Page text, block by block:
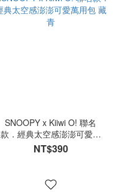
SNOOPY x Kiiwi O! 聯名
款．經典太空感澎澎可愛萬
用包 藏青
NT$390